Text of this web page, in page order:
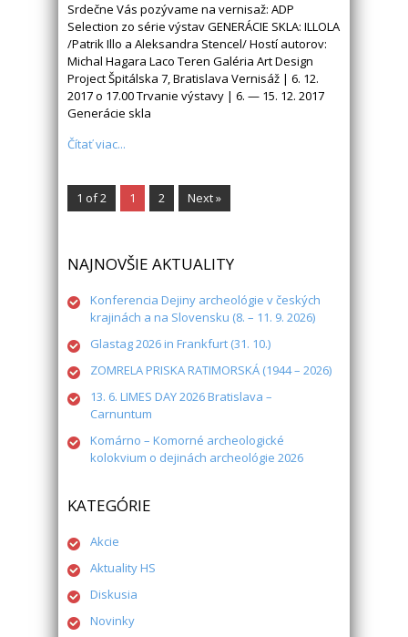
Srdečne Vás pozývame na vernisaž: ADP
Selection zo série výstav GENERÁCIE SKLA: ILLOLA
/Patrik Illo a Aleksandra Stencel/ Hostí autorov:
Michal Hagara Laco Teren Galéria Art Design
Project Špitálska 7, Bratislava Vernisáž | 6. 12.
2017 o 17.00 Trvanie výstavy | 6. — 15. 12. 2017
Generácie skla
Čítať viac...
1 of 2 1 2 Next »
NAJNOVŠIE AKTUALITY
Konferencia Dejiny archeológie v českých
krajinách a na Slovensku (8. – 11. 9. 2026)
Glastag 2026 in Frankfurt (31. 10.)
ZOMRELA PRISKA RATIMORSKÁ (1944 – 2026)
13. 6. LIMES DAY 2026 Bratislava –
Carnuntum
Komárno – Komorné archeologické
kolokvium o dejinách archeológie 2026
KATEGÓRIE
Akcie
Aktuality HS
Diskusia
Novinky